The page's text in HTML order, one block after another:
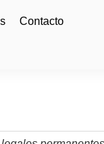
Contacto